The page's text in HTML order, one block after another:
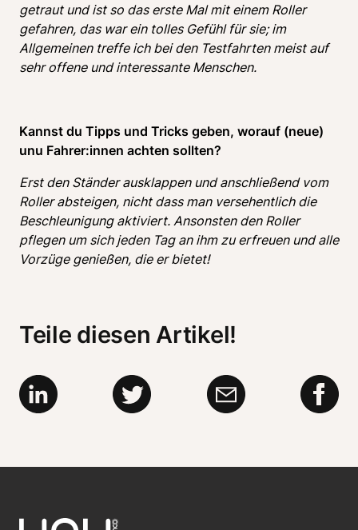
getraut und ist so das erste Mal mit einem Roller
gefahren, das war ein tolles Gefühl für sie; im
Allgemeinen treffe ich bei den Testfahrten meist auf
sehr offene und interessante Menschen.
Kannst du Tipps und Tricks geben, worauf (neue)
unu Fahrer:innen achten sollten?
Erst den Ständer ausklappen und anschließend vom
Roller absteigen, nicht dass man versehentlich die
Beschleunigung aktiviert. Ansonsten den Roller
pflegen um sich jeden Tag an ihm zu erfreuen und alle
Vorzüge genießen, die er bietet!
Teile diesen Artikel!